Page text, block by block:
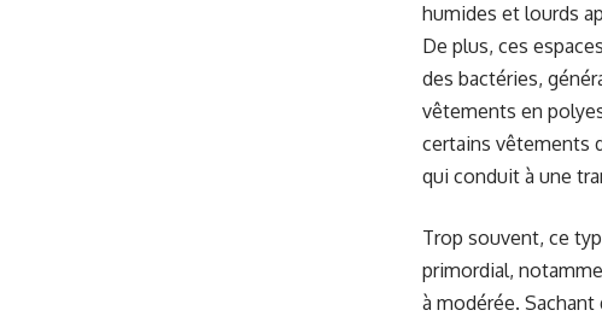
humides et lourds
De plus, ces
des bactéries,
vêtements en
certains vêtements
qui conduit à une
Trop souvent, ce
primordial,
à modérée.